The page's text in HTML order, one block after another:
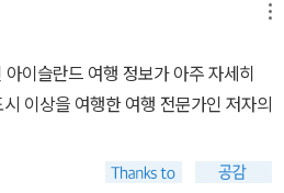
에 보는 자세한 도로지도, 코스지도
의 노하우가 제시되었습니다.
이슬란드 여행 정보가 아주 자세히
이상을 여행한 여행 전문가인 저자의